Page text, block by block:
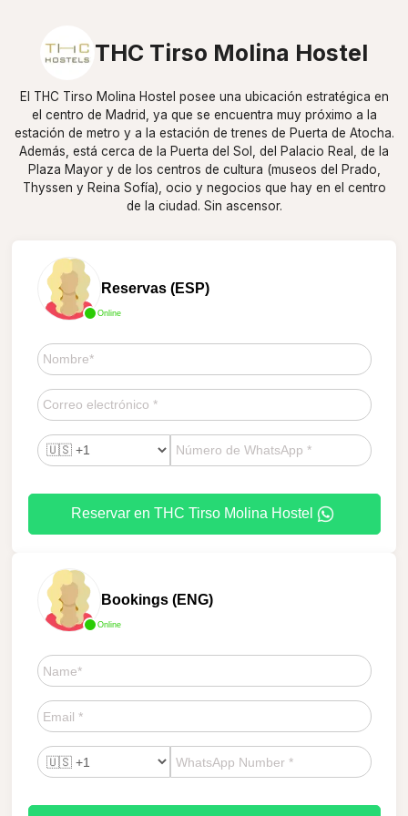
THC Tirso Molina Hostel
El THC Tirso Molina Hostel posee una ubicación estratégica en
el centro de Madrid, ya que se encuentra muy próximo a la
estación de metro y a la estación de trenes de Puerta de Atocha.
Además, está cerca de la Puerta del Sol, del Palacio Real, de la
Plaza Mayor y de los centros de cultura (museos del Prado,
Thyssen y Reina Sofía), ocio y negocios que hay en el centro
de la ciudad. Sin ascensor.
Online
Reservas (ESP)
Reservar en THC Tirso Molina Hostel
Online
Bookings (ENG)